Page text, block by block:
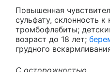
Повышенная
сульфату, склонность к
тромбофлебиты;
возраст до 18 лет;
грудного